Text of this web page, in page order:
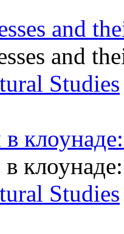
and
and
Studies
Studies